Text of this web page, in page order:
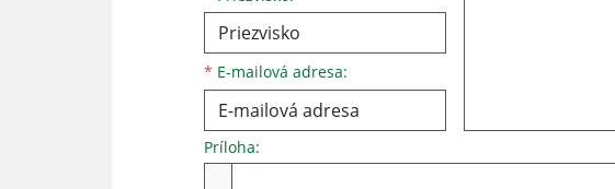
* E-mailová adresa:
Príloha: